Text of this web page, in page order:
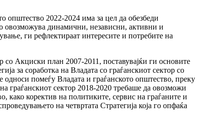
општество 2022-2024 има за цел да обезбеди
овозможува динамични, независни, активни и
ги рефлектираат интересите и потребите на
со Акциски план 2007-2011, поставувајќи ги основите
за соработка на Владата со граѓанскиот сектор со
помеѓу Владата и граѓанското општество, преку
граѓанскиот сектор 2018-2020 требаше да овозможи
како коректив на политиките, сервис на граѓаните и
на четвртата Стратегија која го опфаќа